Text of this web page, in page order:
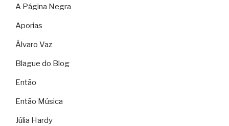
A Página Negra
Aporias
Álvaro Vaz
Blague do Blog
Então
Então Música
Júlia Hardy